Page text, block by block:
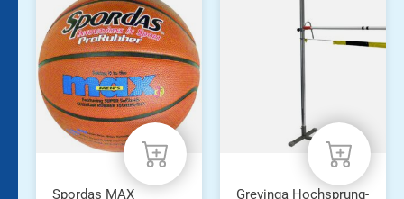
Spordas MAX
Grevinga Hochsprung-